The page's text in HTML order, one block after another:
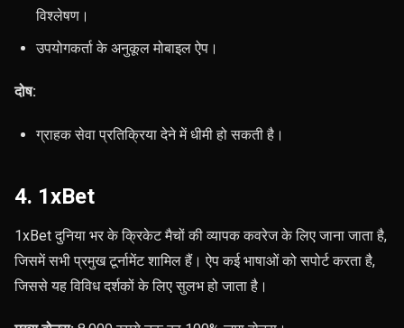
विश्लेषण।
उपयोगकर्ता के अनुकूल मोबाइल ऐप।
दोष:
ग्राहक सेवा प्रतिक्रिया देने में धीमी हो सकती है।
4. 1xBet
1xBet दुनिया भर के क्रिकेट मैचों की व्यापक कवरेज के लिए जाना जाता है,
जिसमें सभी प्रमुख टूर्नामेंट शामिल हैं। ऐप कई भाषाओं को सपोर्ट करता है,
जिससे यह विविध दर्शकों के लिए सुलभ हो जाता है।